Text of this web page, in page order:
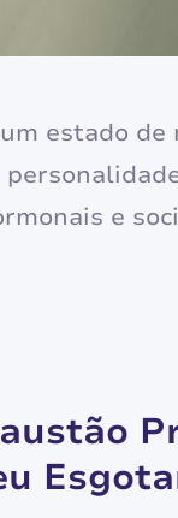
estado de
e
redor. Para